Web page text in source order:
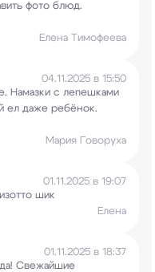
фото блюд.
Елена Tимофеева
04.11.2025 в 15:50
Намазки с лепешками
ел даже ребёнок.
Мария Говоруха
01.11.2025 в 19:07
шик
Елена
01.11.2025 в 18:37
Свежайшие